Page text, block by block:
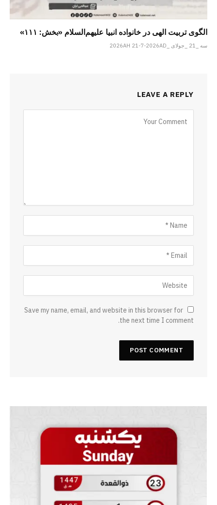
الگوی تربیت الهی در خانواده انبیا‌‌ علیهم‌السلام «بخش: ۱۱۱»
سه _21 _جولای _2026AH 21-7-2026AD
LEAVE A REPLY
Save my name, email, and website in this browser for
the next time I comment.